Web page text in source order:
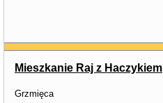
Mieszkanie Raj z Haczykiem
Grzmięca